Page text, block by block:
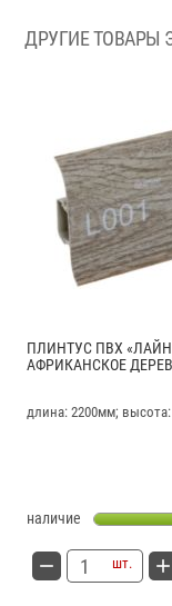
ДРУГИЕ ТОВАРЫ
ПЛИНТУС ПВХ
АФРИКАНСКОЕ
длина: 2200мм;
наличие
шт.